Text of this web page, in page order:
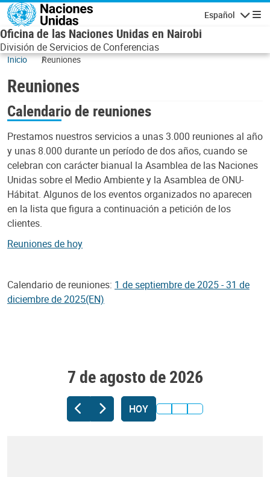
Skip to main content
Español
Oficina de las Naciones Unidas en Nairobi
División de Servicios de Conferencias
Inicio Reuniones
Reuniones
Calendario de reuniones
Prestamos nuestros servicios a unas 3.000 reuniones al año
y unas 8.000 durante un período de dos años, cuando se
celebran con carácter bianual la Asamblea de las Naciones
Unidas sobre el Medio Ambiente y la Asamblea de ONU-
Hábitat. Algunos de los eventos organizados no aparecen
en la lista que figura a continuación a petición de los
clientes.
Reuniones de hoy
Calendario de reuniones: 1 de septiembre de 2025 - 31 de
diciembre de 2025(EN)
HOY
7 de agosto de 2026